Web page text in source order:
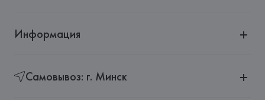
Информация
Самовывоз: г. Минск